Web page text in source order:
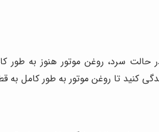
حالت سرد، روغن موتور هنوز به
کنید تا روغن موتور به طور کامل به